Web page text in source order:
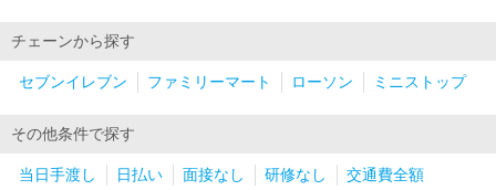
チェーンから探す
セブンイレブン ファミリーマート ローソン ミニストップ
その他条件で探す
当日手渡し 日払い 面接なし 研修なし
交通費全額